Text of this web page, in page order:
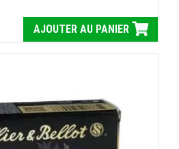
AJOUTER AU PANIER